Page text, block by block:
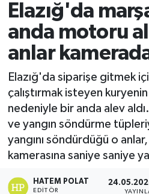
Elazığ'da
anda motoru
anlar
Elazığ'da siparişe gitmek
çalıştırmak isteyen
nedeniyle bir anda alev
ve yangın söndürme
yangını söndürdüğü o
kamerasına saniye saniye
HATEM POLAT
EDITÖR
Son Dakika Haberleri
Haber Arşivi